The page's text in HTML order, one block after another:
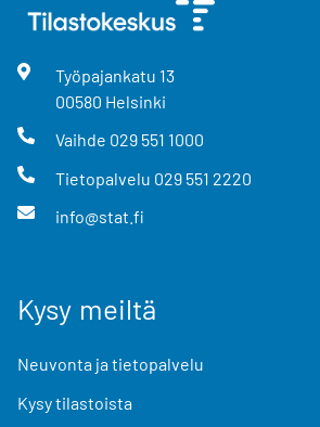
Työpajankatu 13
00580 Helsinki
Vaihde 029 551 1000
Tietopalvelu 029 551 2220
info@stat.fi
Kysy meiltä
Neuvonta ja tietopalvelu
Kysy tilastoista